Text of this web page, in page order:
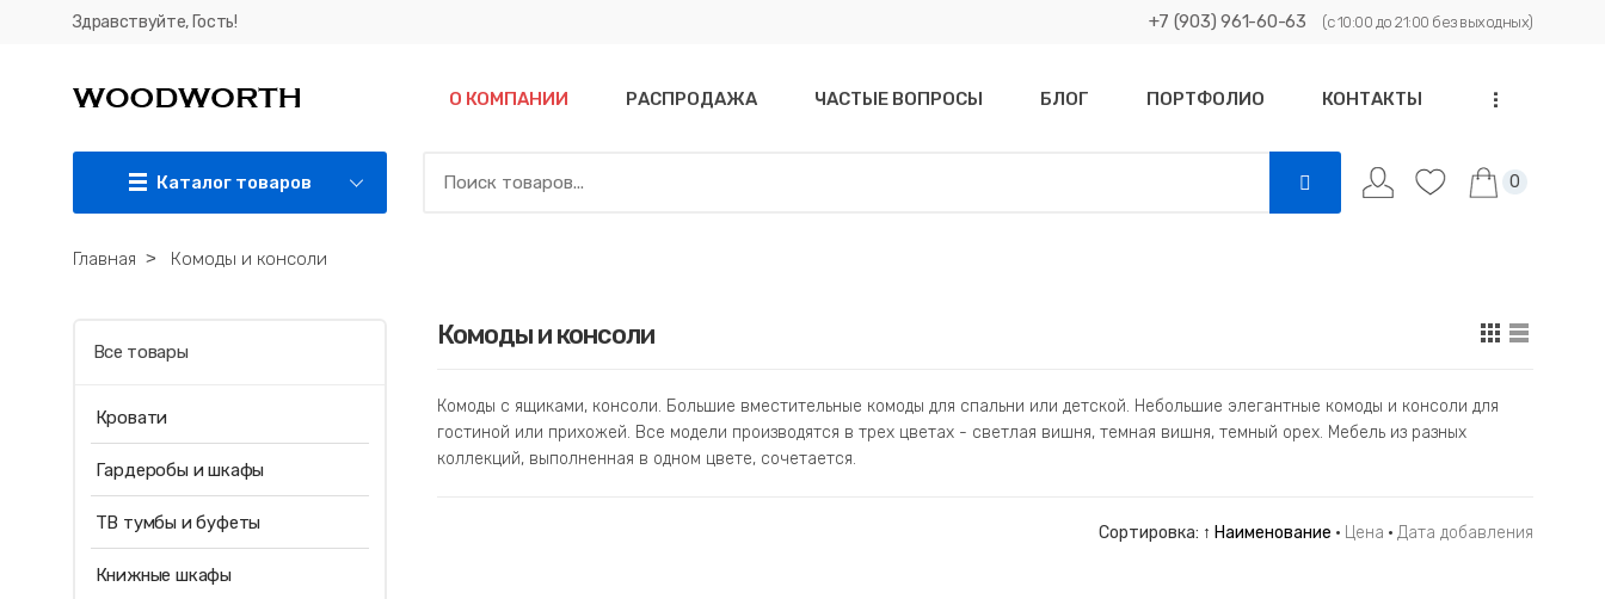
Здравствуйте, Гость! +7 (903) 961-60-63 (с 10:00 до 21:00 без выходных)
Каталог товаров
О КОМПАНИИ РАСПРОДАЖА ЧАСТЫЕ ВОПРОСЫ БЛОГ ПОРТФОЛИО КОНТАКТЫ ...
0
Главная ˃ Комоды и консоли
Комоды и консоли
Комоды с ящиками, консоли. Большие вместительные комоды для спальни или детской. Небольшие элегантные комоды и консоли для
гостиной или прихожей. Все модели производятся в трех цветах - светлая вишня, темная вишня, темный орех. Мебель из разных
коллекций, выполненная в одном цвете, сочетается.
Сортировка: ↑ Наименование · Цена · Дата добавления
Все товары
Кровати
Гардеробы и шкафы
ТВ тумбы и буфеты
Книжные шкафы